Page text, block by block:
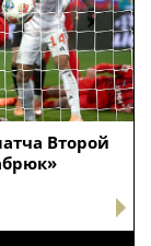
Второй